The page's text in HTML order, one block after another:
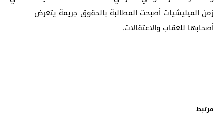
زمن الميليشيات أصبحت المطالبة بالحقوق جريمة يتعرض
أصحابها للعقاب والاعتقالات.
مرتبط